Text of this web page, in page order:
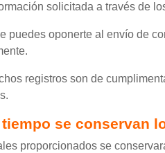
solicitada a través de
puedes oponerte al envío de
registros son de
se conservan
proporcionados se